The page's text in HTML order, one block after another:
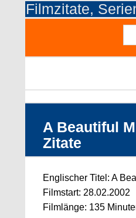
Filmzitate,
A Beautiful
Zitate
Englischer Titel: A
Filmstart: 28.02.2002
Filmlänge: 135